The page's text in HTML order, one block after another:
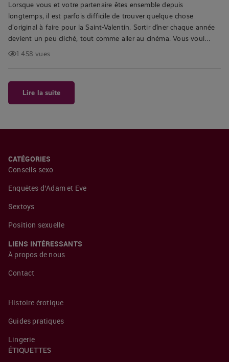
Lorsque vous et votre partenaire êtes ensemble depuis
longtemps, il est parfois difficile de trouver quelque chose
d’original à faire pour la Saint-Valentin. Sortir dîner chaque année
devient un peu cliché, tout comme aller au cinéma. Vous voul…
1 458 vues
Lire la suite
CATÉGORIES
Conseils sexo
Enquêtes d’Adam et Eve
Sextoys
Position sexuelle
LIENS INTÉRESSANTS
À propos de nous
Contact
Histoire érotique
Guides pratiques
Lingerie
ÉTIQUETTES